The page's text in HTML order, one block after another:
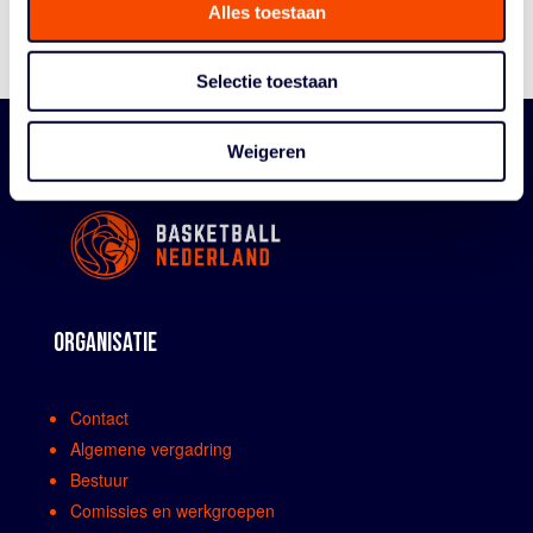
Alles toestaan
Selectie toestaan
Weigeren
ORGANISATIE
Contact
Algemene vergadring
Bestuur
Comissies en werkgroepen